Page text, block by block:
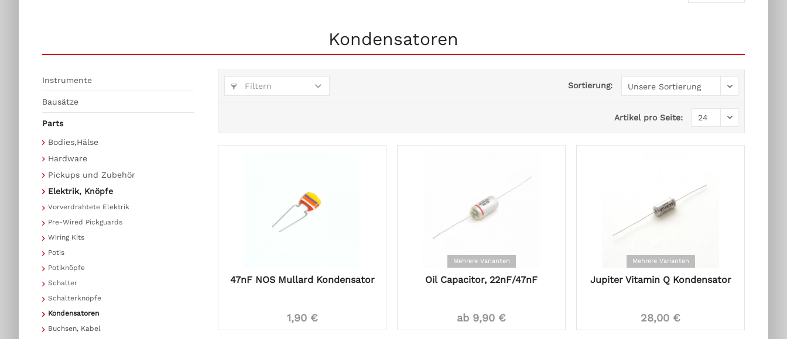
Kondensatoren
Instrumente
Bausätze
Parts
Bodies,Hälse
Hardware
Pickups und Zubehör
Elektrik, Knöpfe
Vorverdrahtete Elektrik
Pre-Wired Pickguards
Wiring Kits
Potis
Potiknöpfe
Schalter
Schalterknöpfe
Kondensatoren
Buchsen, Kabel
Filtern Sortierung:
Artikel pro Seite:
47nF NOS Mullard Kondensator
1,90 €
Mehrere Varianten
Oil Capacitor, 22nF/47nF
ab 9,90 €
Mehrere Varianten
Jupiter Vitamin Q Kondensator
28,00 €